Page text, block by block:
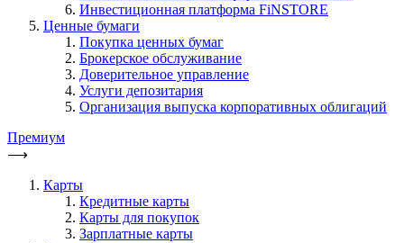
Инвестиционная платформа FiNSTORE
Ценные бумаги
Покупка ценных бумаг
Брокерское обслуживание
Доверительное управление
Услуги депозитария
Организация выпуска корпоративных облигаций
Премиум
⟶
Карты
Кредитные карты
Карты для покупок
Зарплатные карты